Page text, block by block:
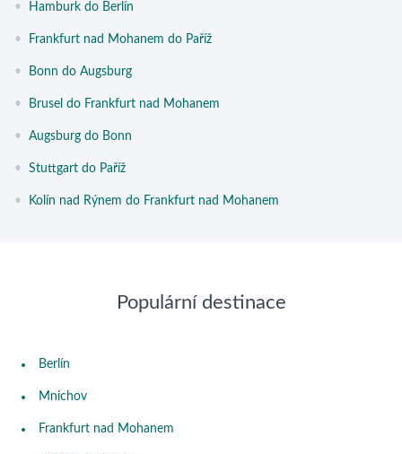
• Hamburk do Berlín
• Frankfurt nad Mohanem do Paříž
• Bonn do Augsburg
• Brusel do Frankfurt nad Mohanem
• Augsburg do Bonn
• Stuttgart do Paříž
• Kolín nad Rýnem do Frankfurt nad Mohanem
Populární destinace
Berlín
Mnichov
Frankfurt nad Mohanem